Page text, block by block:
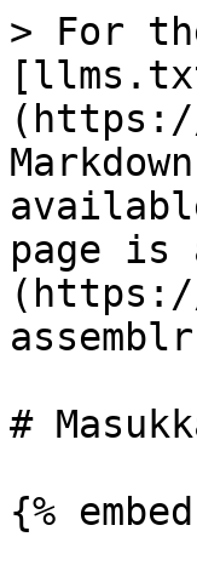
> For
page is
#
{%